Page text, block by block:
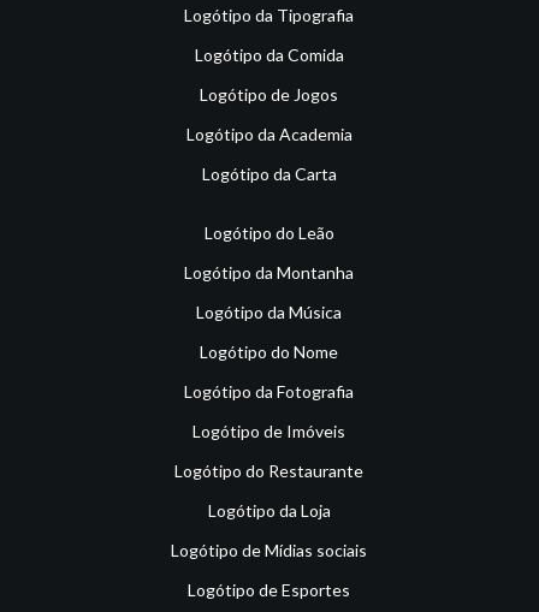
Logótipo da Tipografia
Logótipo da Comida
Logótipo de Jogos
Logótipo da Academia
Logótipo da Carta
Logótipo do Leão
Logótipo da Montanha
Logótipo da Música
Logótipo do Nome
Logótipo da Fotografia
Logótipo de Imóveis
Logótipo do Restaurante
Logótipo da Loja
Logótipo de Mídias sociais
Logótipo de Esportes